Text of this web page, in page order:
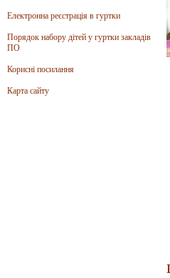
Електронна реєстрація в гуртки
Порядок набору дітей у гуртки закладів
ПО
Корисні посилання
Карта сайту